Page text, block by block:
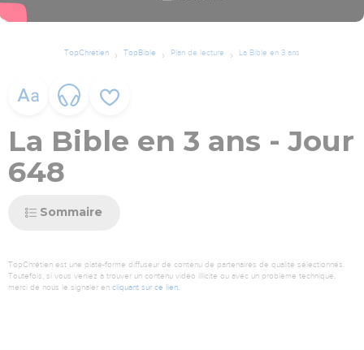
TopChrétien TopBible Plan de lecture La Bible en 3 ans
La Bible en 3 ans - Jour
648
Sommaire
TopChrétien est une plate-forme diffuseur de contenu de partenaires de qualité sélectionnés.
Toutefois, si vous veniez à trouver un contenu vidéo illicite ou avec un problème technique,
merci de nous le signaler en cliquant sur ce lien